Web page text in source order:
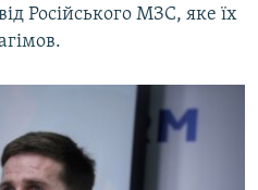
Російського МЗС, яке їх